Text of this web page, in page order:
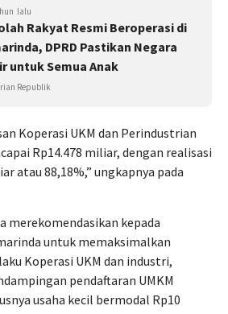
lalu
Rakyat Resmi Beroperasi di
DPRD Pastikan Negara
untuk Semua Anak
Republik
Koperasi UKM dan Perindustrian
Rp14.478 miliar, dengan realisasi
atau 88,18%,” ungkapnya pada
merekomendasikan kepada
untuk memaksimalkan
Koperasi UKM dan industri,
pendaftaran UMKM
usaha kecil bermodal Rp10